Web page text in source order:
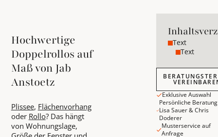
Hochwertige
Doppelrollos auf
Maß von Jab
Anstoetz
Plissee, Flächenvorhang
oder Rollo? Das hängt
von Wohnungslage,
Text
Text
Beratungstermin
Exklusive Auswahl
Persönliche
Lisa Sauer & Chris
Doderer
Musterservice auf
Anfrage